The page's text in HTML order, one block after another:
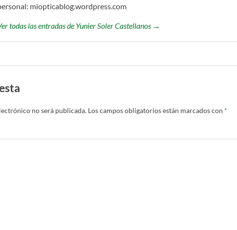
miopticablog.wordpress.com
todas las entradas de Yunier Soler Castellanos →
no será publicada. Los campos obligatorios están marcados con *